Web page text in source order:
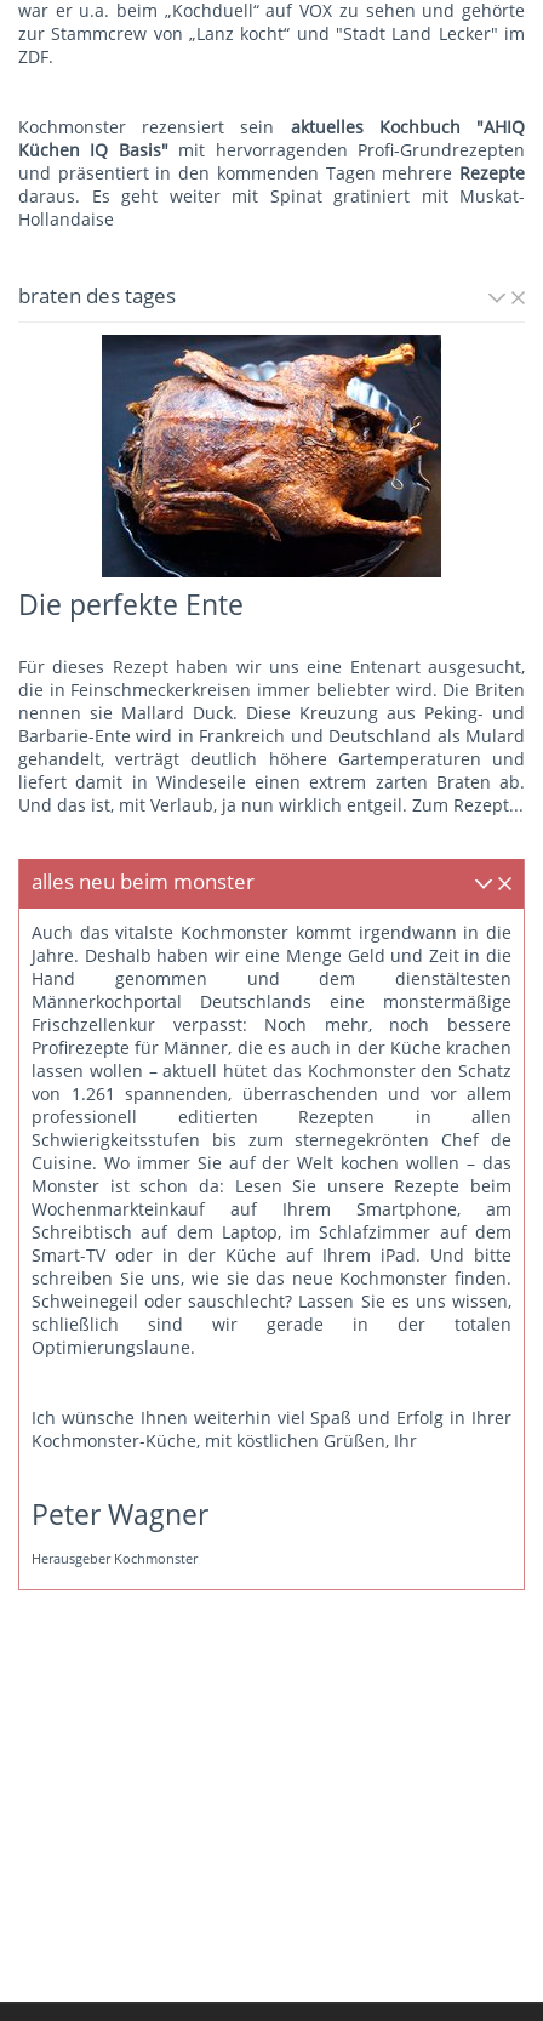
war er u.a. beim „Kochduell“ auf VOX zu sehen und gehörte
zur Stammcrew von „Lanz kocht“ und "Stadt Land Lecker" im
ZDF.
Kochmonster rezensiert sein aktuelles Kochbuch "AHIQ
Küchen IQ Basis" mit hervorragenden Profi-Grundrezepten
und präsentiert in den kommenden Tagen mehrere Rezepte
daraus. Es geht weiter mit Spinat gratiniert mit Muskat-
Hollandaise
braten des tages
Die perfekte Ente
Für dieses Rezept haben wir uns eine Entenart ausgesucht,
die in Feinschmeckerkreisen immer beliebter wird. Die Briten
nennen sie Mallard Duck. Diese Kreuzung aus Peking- und
Barbarie-Ente wird in Frankreich und Deutschland als Mulard
gehandelt, verträgt deutlich höhere Gartemperaturen und
liefert damit in Windeseile einen extrem zarten Braten ab.
Und das ist, mit Verlaub, ja nun wirklich entgeil. Zum Rezept...
alles neu beim monster
Auch das vitalste Kochmonster kommt irgendwann in die
Jahre. Deshalb haben wir eine Menge Geld und Zeit in die
Hand genommen und dem dienstältesten
Männerkochportal Deutschlands eine monstermäßige
Frischzellenkur verpasst: Noch mehr, noch bessere
Profirezepte für Männer, die es auch in der Küche krachen
lassen wollen – aktuell hütet das Kochmonster den Schatz
von 1.261 spannenden, überraschenden und vor allem
professionell editierten Rezepten in allen
Schwierigkeitsstufen bis zum sternegekrönten Chef de
Cuisine. Wo immer Sie auf der Welt kochen wollen – das
Monster ist schon da: Lesen Sie unsere Rezepte beim
Wochenmarkteinkauf auf Ihrem Smartphone, am
Schreibtisch auf dem Laptop, im Schlafzimmer auf dem
Smart-TV oder in der Küche auf Ihrem iPad. Und bitte
schreiben Sie uns, wie sie das neue Kochmonster finden.
Schweinegeil oder sauschlecht? Lassen Sie es uns wissen,
schließlich sind wir gerade in der totalen
Optimierungslaune.
Ich wünsche Ihnen weiterhin viel Spaß und Erfolg in Ihrer
Kochmonster-Küche, mit köstlichen Grüßen, Ihr
Peter Wagner
Herausgeber Kochmonster